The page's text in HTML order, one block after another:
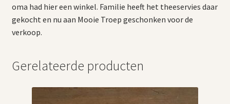
oma had hier een winkel. Familie heeft het theeservies daar
gekocht en nu aan Mooie Troep geschonken voor de
verkoop.
Gerelateerde producten